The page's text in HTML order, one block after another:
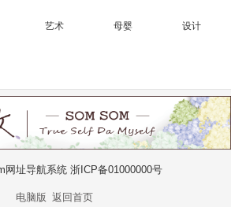
艺术 母婴 设计
网址导航系统 浙ICP备01000000号
电脑版 返回首页